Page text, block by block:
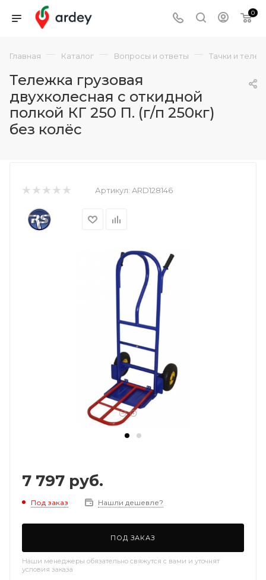
0
Главная — Каталог — Вопросы и ответы — Тачки и
Тележка грузовая
двухколесная с откидной
полкой КГ 250 П. (г/п 250кг)
без колёс
Артикул: ARD128146
7 797 руб.
Под заказ Нашли дешевле?
ПОД ЗАКАЗ
Наши менеджеры обязательно свяжутся с вами и уточнят
условия заказа